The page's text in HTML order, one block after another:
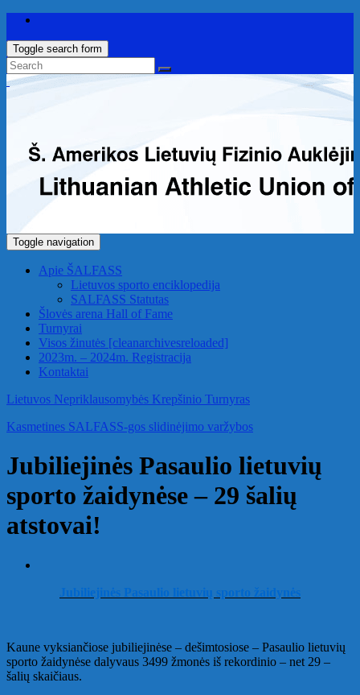
Toggle search form
Toggle navigation
Apie ŠALFASS
Lietuvos sporto enciklopedija
SALFASS Statutas
Šlovės arena Hall of Fame
Turnyrai
Visos žinutės [cleanarchivesreloaded]
2023m. – 2024m. Registracija
Kontaktai
Lietuvos Nepriklausomybės Krepšinio Turnyras
Kasmetines SALFASS-gos slidinėjimo varžybos
Jubiliejinės Pasaulio lietuvių
sporto žaidynėse – 29 šalių
atstovai!
Jubiliejinės Pasaulio lietuvių sporto žaidynės
Kaune vyksiančiose jubiliejinėse – dešimtosiose – Pasaulio lietuvių
sporto žaidynėse dalyvaus 3499 žmonės iš rekordinio – net 29 –
šalių skaičiaus.